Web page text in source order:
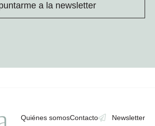
a la newsletter
Quiénes somosContacto Newsletter